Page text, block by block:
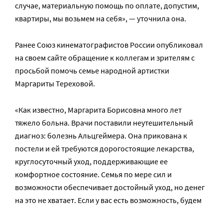
случае, материальную помощь по оплате, допустим,
квартиры, мы возьмем на себя», — уточнила она.
Ранее Союз кинематографистов России опубликовал
на своем сайте обращение к коллегам и зрителям с
просьбой помочь семье народной артистки
Маргариты Тереховой.
«Как известно, Маргарита Борисовна много лет
тяжело больна. Врачи поставили неутешительный
диагноз: болезнь Альцгеймера. Она прикована к
постели и ей требуются дорогостоящие лекарства,
круглосуточный уход, поддерживающие ее
комфортное состояние. Семья по мере сил и
возможности обеспечивает достойный уход, но денег
на это не хватает. Если у вас есть возможность, будем